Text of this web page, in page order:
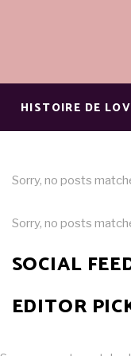
HISTOIRE DE
Sorry, no posts
Sorry, no posts
SOCIAL
EDITOR